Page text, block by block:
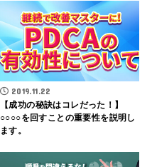
2019.11.22
【成功の秘訣はコレだった！】
○○○○を回すことの重要性を説明し
ます。